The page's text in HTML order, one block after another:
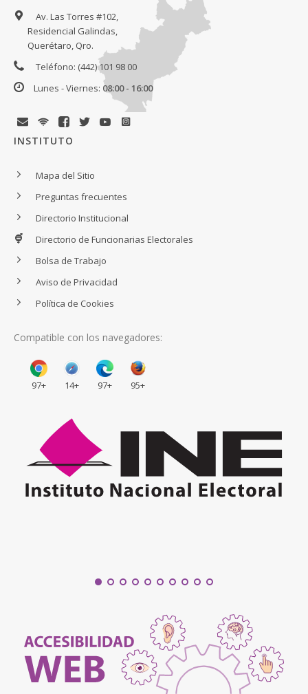
Av. Las Torres #102,
Residencial Galindas,
Querétaro, Qro.
Teléfono: (442) 101 98 00
Lunes - Viernes: 08:00 - 16:00
INSTITUTO
Mapa del Sitio
Preguntas frecuentes
Directorio Institucional
Directorio de Funcionarias Electorales
Bolsa de Trabajo
Aviso de Privacidad
Política de Cookies